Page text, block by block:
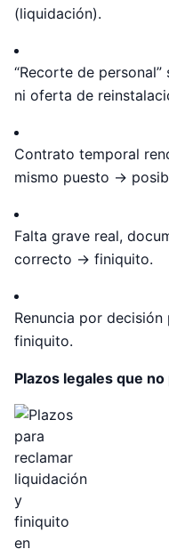
(liquidación).
“Recorte de
ni oferta de
Contrato temporal
mismo puesto →
Falta grave real,
correcto → finiquito.
Renuncia por
finiquito.
Plazos legales que